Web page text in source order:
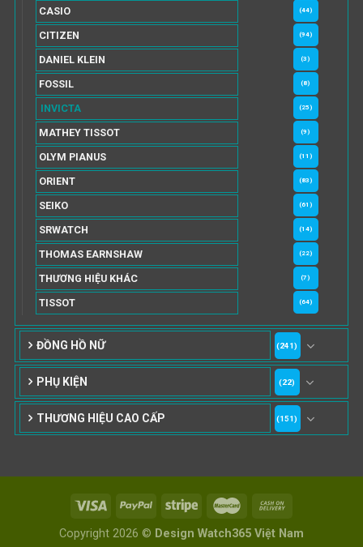
CASIO (44)
CITIZEN (94)
DANIEL KLEIN (3)
FOSSIL (8)
INVICTA (25)
MATHEY TISSOT (9)
OLYM PIANUS (11)
ORIENT (83)
SEIKO (61)
SRWATCH (14)
THOMAS EARNSHAW (22)
THƯƠNG HIỆU KHÁC (7)
TISSOT (64)
ĐỒNG HỒ NỮ (241)
PHỤ KIỆN (22)
THƯƠNG HIỆU CAO CẤP (151)
Copyright 2026 © Design Watch365 Việt Nam